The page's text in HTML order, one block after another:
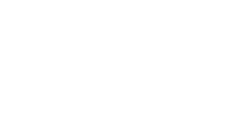
음과 같이 공시합니다.